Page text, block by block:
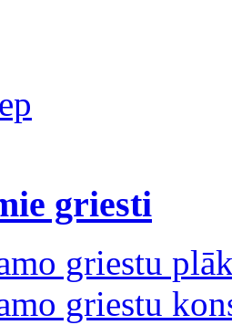
griesti
griestu
griestu